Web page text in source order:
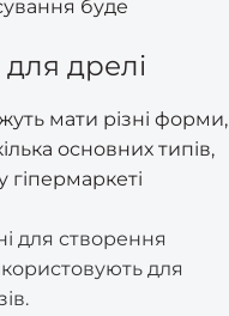
буде
дрелі
мати різні форми,
основних типів,
для створення
для